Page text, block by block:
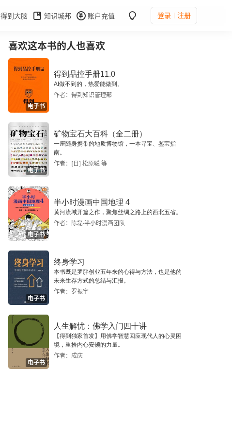
得到大脑 知识城邦 账户充值 登录 注册
喜欢这本书的人也喜欢
电子书
得到品控手册11.0
AI做不到的，热爱能做到。
作者：得到知识管理部
电子书
矿物宝石大百科（全二册）
一座随身携带的地质博物馆，一本寻宝、鉴宝指
南。
作者：[日] 松原聪 等
电子书
半小时漫画中国地理 4
黄河流域开篇之作，聚焦丝绸之路上的西北五省。
作者：陈磊·半小时漫画团队
电子书
终身学习
本书既是罗胖创业五年来的心得与方法，也是他的
未来生存方式的总结与汇报。
作者：罗振宇
电子书
人生解忧：佛学入门四十讲
【得到独家首发】用佛学智慧回应现代人的心灵困
境，重拾内心安顿的力量。
作者：成庆